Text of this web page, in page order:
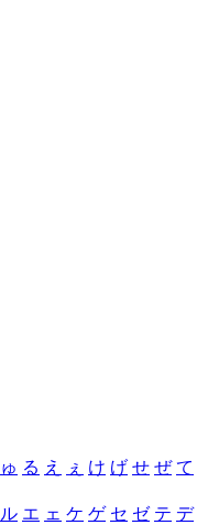
ゅ る え ぇ け げ せ ぜ て
ル エ ェ ケ ゲ セ ゼ テ デ